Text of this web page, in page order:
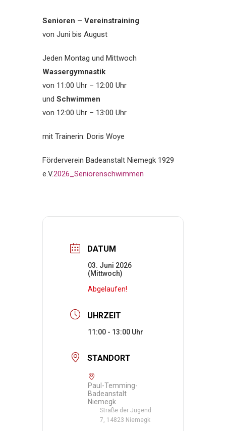
Senioren – Vereinstraining
von Juni bis August
Jeden Montag und Mittwoch
Wassergymnastik
von 11:00 Uhr – 12:00 Uhr
und Schwimmen
von 12:00 Uhr – 13:00 Uhr
mit Trainerin: Doris Woye
Förderverein Badeanstalt Niemegk 1929
e.V.2026_Seniorenschwimmen
DATUM
03. Juni 2026
(Mittwoch)
Abgelaufen!
UHRZEIT
11:00 - 13:00
STANDORT
Paul-Temming-
Badeanstalt
Niemegk
Straße der Jugend
7, 14823 Niemegk